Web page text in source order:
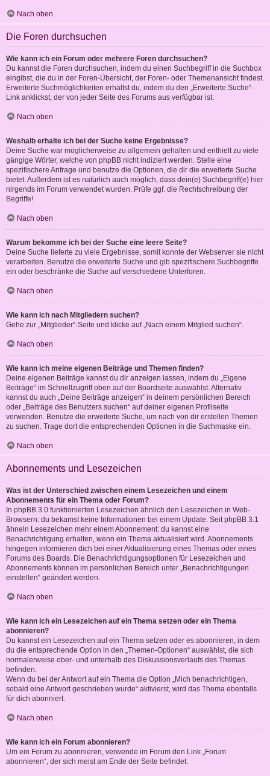
Nach oben
Die Foren durchsuchen
Wie kann ich ein Forum oder mehrere Foren durchsuchen?
Du kannst die Foren durchsuchen, indem du einen Suchbegriff in die Suchbox
eingibst, die du in der Foren-Übersicht, der Foren- oder Themenansicht findest.
Erweiterte Suchmöglichkeiten erhältst du, indem du den „Erweiterte Suche“-
Link anklickst, der von jeder Seite des Forums aus verfügbar ist.
Nach oben
Weshalb erhalte ich bei der Suche keine Ergebnisse?
Deine Suche war möglicherweise zu allgemein gehalten und enthielt zu viele
gängige Wörter, welche von phpBB nicht indiziert werden. Stelle eine
spezifischere Anfrage und benutze die Optionen, die dir die erweiterte Suche
bietet. Außerdem ist es natürlich auch möglich, dass dein(e) Suchbegriff(e) hier
nirgends im Forum verwendet wurden. Prüfe ggf. die Rechtschreibung der
Begriffe!
Nach oben
Warum bekomme ich bei der Suche eine leere Seite?
Deine Suche lieferte zu viele Ergebnisse, somit konnte der Webserver sie nicht
verarbeiten. Benutze die erweiterte Suche und gib spezifischere Suchbegriffe
ein oder beschränke die Suche auf verschiedene Unterforen.
Nach oben
Wie kann ich nach Mitgliedern suchen?
Gehe zur „Mitglieder“-Seite und klicke auf „Nach einem Mitglied suchen“.
Nach oben
Wie kann ich meine eigenen Beiträge und Themen finden?
Deine eigenen Beiträge kannst du dir anzeigen lassen, indem du „Eigene
Beiträge“ im Schnellzugriff oben auf der Boardseite auswählst. Alternativ
kannst du auch „Deine Beiträge anzeigen“ in deinem persönlichen Bereich
oder „Beiträge des Benutzers suchen“ auf deiner eigenen Profilseite
verwenden. Benutze die erweiterte Suche, um nach von dir erstellen Themen
zu suchen. Trage dort die entsprechenden Optionen in die Suchmaske ein.
Nach oben
Abonnements und Lesezeichen
Was ist der Unterschied zwischen einem Lesezeichen und einem
Abonnements für ein Thema oder Forum?
In phpBB 3.0 funktionierten Lesezeichen ähnlich den Lesezeichen in Web-
Browsern: du bekamst keine Informationen bei einem Update. Seit phpBB 3.1
ähneln Lesezeichen mehr einem Abonnement: du kannst eine
Benachrichtigung erhalten, wenn ein Thema aktualisiert wird. Abonnements
hingegen informieren dich bei einer Aktualisierung eines Themas oder eines
Forums des Boards. Die Benachrichtigungsoptionen für Lesezeichen und
Abonnements können im persönlichen Bereich unter „Benachrichtigungen
einstellen“ geändert werden.
Nach oben
Wie kann ich ein Lesezeichen auf ein Thema setzen oder ein Thema
abonnieren?
Du kannst ein Lesezeichen auf ein Thema setzen oder es abonnieren, in dem
du die entsprechende Option in den „Themen-Optionen“ auswählst, die sich
normalerweise ober- und unterhalb des Diskussionsverlaufs des Themas
befinden.
Wenn du bei der Antwort auf ein Thema die Option „Mich benachrichtigen,
sobald eine Antwort geschrieben wurde“ aktivierst, wird das Thema ebenfalls
für dich abonniert.
Nach oben
Wie kann ich ein Forum abonnieren?
Um ein Forum zu abonnieren, verwende im Forum den Link „Forum
abonnieren“, der sich meist am Ende der Seite befindet.